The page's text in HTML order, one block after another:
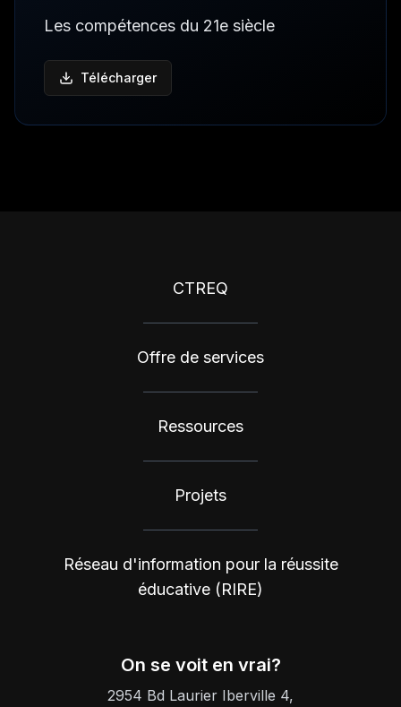
Les compétences du 21e siècle
Télécharger
CTREQ
Offre de services
Ressources
Projets
Réseau d'information pour la réussite
éducative (RIRE)
On se voit en vrai?
2954 Bd Laurier Iberville 4,